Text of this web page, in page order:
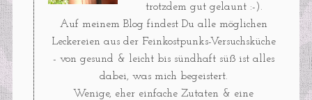
trotzdem gut gelaunt :-).
Auf meinem Blog findest Du alle möglichen
Leckereien aus der Feinkostpunks-Versuchsküche
- von gesund & leicht bis sündhaft süß ist alles
dabei, was mich begeistert.
Wenige, eher einfache Zutaten & eine